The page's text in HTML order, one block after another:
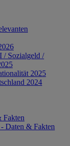
/ Sozialgeld /
2025
2024
Fakten
Daten & Fakten